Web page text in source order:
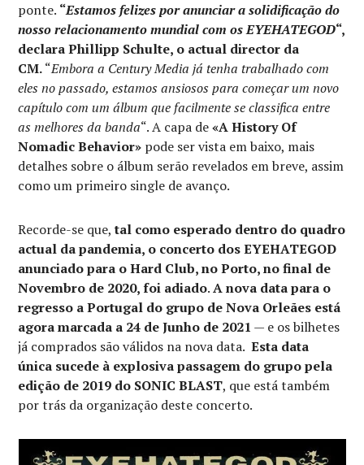
ponte. “Estamos felizes por anunciar a solidificação do
nosso relacionamento mundial com os EYEHATEGOD“,
declara Phillipp Schulte, o actual director da
CM.“Embora a Century Media já tenha trabalhado com
eles no passado, estamos ansiosos para começar um novo
capítulo com um álbum que facilmente se classifica entre
as melhores da banda“. A capa de«A History Of
Nomadic Behavior» pode ser vista em baixo, mais
detalhes sobre o álbum serão revelados em breve, assim
como um primeiro single de avanço.
Recorde-se que,tal como esperado dentro do quadro
actual da pandemia, o concerto dos EYEHATEGOD
anunciado para o Hard Club, no Porto, no final de
Novembro de 2020, foi adiado.A nova data para o
regresso a Portugal do grupo de Nova Orleães está
agora marcada a 24 de Junho de 2021 — e os bilhetes
já comprados são válidos na nova data.Esta data
única sucede à explosiva passagem do grupo pela
edição de 2019 do SONIC BLAST, que está também
por trás da organização deste concerto.